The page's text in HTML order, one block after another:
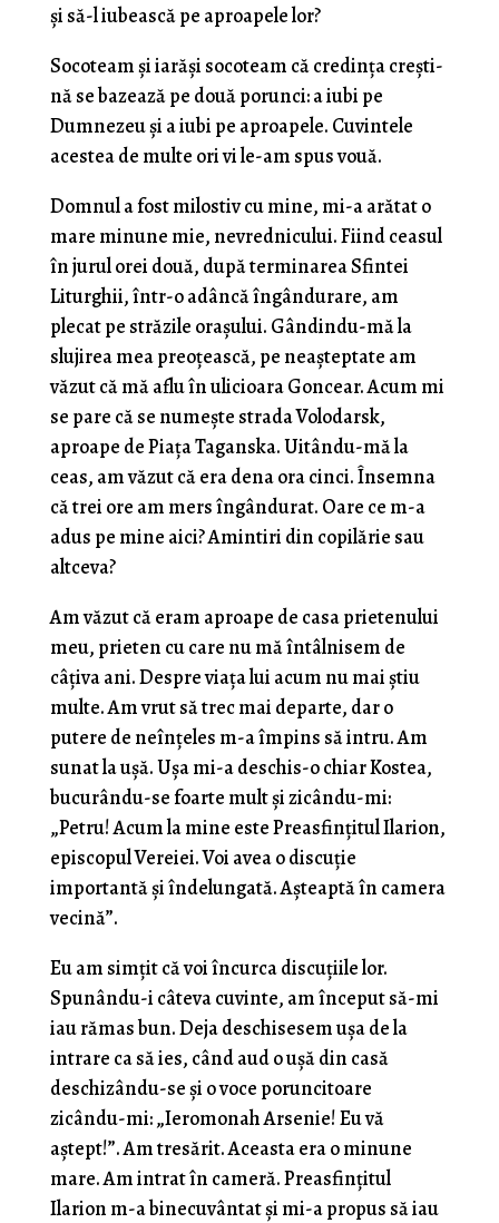
şi să-l iubească pe aproapele lor?
Socoteam şi iarăşi socoteam că credinţa creşti­
nă se bazează pe două porunci: a iubi pe
Dumnezeu şi a iubi pe aproapele. Cuvintele
acestea de multe ori vi le-am spus vouă.
Domnul a fost milostiv cu mine, mi-a arătat o
mare minune mie, nevrednicului. Fiind ceasul
în ju­rul orei două, după terminarea Sfintei
Liturghii, într-o adâncă îngândurare, am
plecat pe străzile oraşului. Gândindu-mă la
slujirea mea preoţească, pe neașteptate am
văzut că mă aflu în ulicioara Goncear. Acum mi
se pare că se numeşte strada Volodarsk,
aproape de Piaţa Taganska. Uitându-mă la
ceas, am văzut că era dena ora cinci. Însemna
că trei ore am mers îngândurat. Oare ce m-a
adus pe mine aici? Amintiri din copilărie sau
altceva?
Am văzut că eram aproape de casa prietenului
meu, prieten cu care nu mă întâlnisem de
câţiva ani. Despre viața lui acum nu mai ştiu
multe. Am vrut să trec mai departe, dar o
putere de neînţeles m-a împins să intru. Am
sunat la uşă. Uşa mi-a deschis-o chiar Kostea,
bucurându-se foarte mult şi zicându-mi:
„Petru! Acum la mine este Preasfinţitul Ilarion,
epi­scopul Vereiei. Voi avea o discuţie
importantă şi înde­lungată. Aşteaptă în camera
vecină”.
Eu am simţit că voi încurca discuţiile lor.
Spunându-i câteva cuvinte, am început să-mi
iau rămas bun. Deja deschisesem uşa de la
intrare ca să ies, când aud o uşă din casă
deschizându-se şi o voce poruncitoare
zicându-mi: „Ieromonah Arsenie! Eu vă
aştept!”. Am tresărit. Aceasta era o minune
mare. Am intrat în cameră. Preasfinţitul
Ilarion m-a binecu­vântat şi mi-a propus să iau